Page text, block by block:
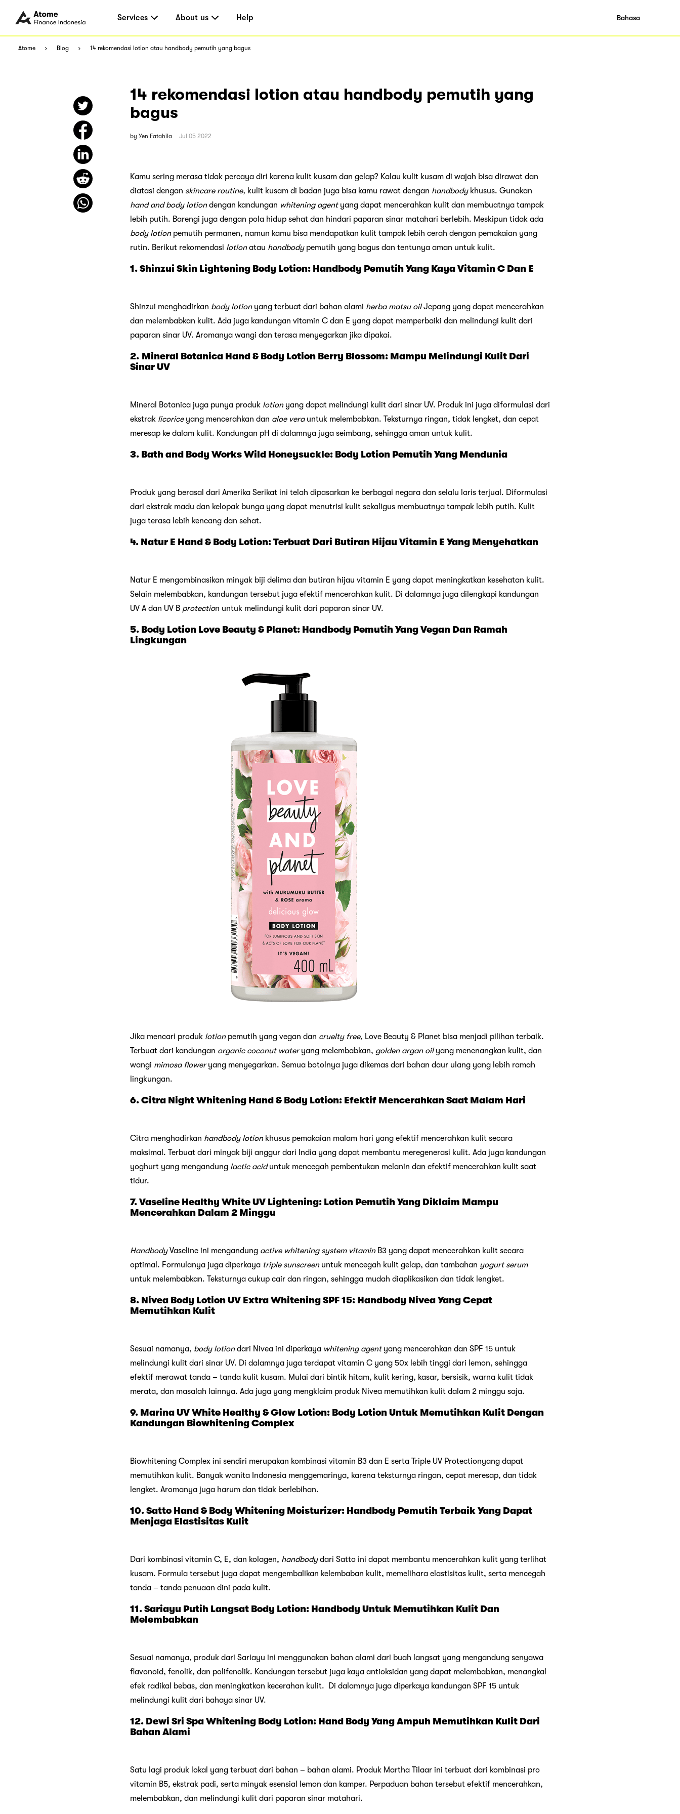
Services About us Help Bahasa
Atome Blog 14 rekomendasi lotion atau handbody pemutih yang bagus
14 rekomendasi lotion atau handbody pemutih yang
bagus
by Yen Fatahila Jul 05 2022
Kamu sering merasa tidak percaya diri karena kulit kusam dan gelap? Kalau kulit kusam di wajah bisa dirawat dan
diatasi dengan skincare routine, kulit kusam di badan juga bisa kamu rawat dengan handbody khusus. Gunakan
hand and body lotiondengan kandungan whitening agent yang dapat mencerahkan kulit dan membuatnya tampak
lebih putih. Barengi juga dengan pola hidup sehat dan hindari paparan sinar matahari berlebih. Meskipun tidak ada
body lotionpemutih permanen, namun kamu bisa mendapatkan kulit tampak lebih cerah dengan pemakaian yang
rutin. Berikut rekomendasi lotionatau handbody pemutih yang bagus dan tentunya aman untuk kulit.
1. Shinzui Skin Lightening Body Lotion: Handbody Pemutih Yang Kaya Vitamin C Dan E
Shinzui menghadirkan body lotion yang terbuat dari bahan alami herba matsu oilJepang yang dapat mencerahkan
dan melembabkan kulit. Ada juga kandungan vitamin C dan E yang dapat memperbaiki dan melindungi kulit dari
paparan sinar UV. Aromanya wangi dan terasa menyegarkan jika dipakai.
2. Mineral Botanica Hand & Body Lotion Berry Blossom: Mampu Melindungi Kulit Dari
Sinar UV
Mineral Botanica juga punya produk lotion yang dapat melindungi kulit dari sinar UV. Produk ini juga diformulasi dari
ekstrak licorice yang mencerahkan dan aloe vera untuk melembabkan. Teksturnya ringan, tidak lengket, dan cepat
meresap ke dalam kulit. Kandungan pH di dalamnya juga seimbang, sehingga aman untuk kulit.
3. Bath and Body Works Wild Honeysuckle: Body Lotion Pemutih Yang Mendunia
Produk yang berasal dari Amerika Serikat ini telah dipasarkan ke berbagai negara dan selalu laris terjual. Diformulasi
dari ekstrak madu dan kelopak bunga yang dapat menutrisi kulit sekaligus membuatnya tampak lebih putih. Kulit
juga terasa lebih kencang dan sehat.
4. Natur E Hand & Body Lotion: Terbuat Dari Butiran Hijau Vitamin E Yang Menyehatkan
Natur E mengombinasikan minyak biji delima dan butiran hijau vitamin E yang dapat meningkatkan kesehatan kulit.
Selain melembabkan, kandungan tersebut juga efektif mencerahkan kulit. Di dalamnya juga dilengkapi kandungan
UV A dan UV B protection untuk melindungi kulit dari paparan sinar UV.
5. Body Lotion Love Beauty & Planet: Handbody Pemutih Yang Vegan Dan Ramah
Lingkungan
Jika mencari produk lotion pemutih yang vegan dan cruelty free, Love Beauty & Planet bisa menjadi pilihan terbaik.
Terbuat dari kandungan organic coconut wateryang melembabkan, golden argan oilyang menenangkan kulit, dan
wangi mimosa floweryang menyegarkan. Semua botolnya juga dikemas dari bahan daur ulang yang lebih ramah
lingkungan.
6. Citra Night Whitening Hand & Body Lotion: Efektif Mencerahkan Saat Malam Hari
Citra menghadirkan handbody lotion khusus pemakaian malam hari yang efektif mencerahkan kulit secara
maksimal. Terbuat dari minyak biji anggur dari India yang dapat membantu meregenerasi kulit. Ada juga kandungan
yoghurt yang mengandung lactic aciduntuk mencegah pembentukan melanin dan efektif mencerahkan kulit saat
tidur.
7. Vaseline Healthy White UV Lightening: Lotion Pemutih Yang Diklaim Mampu
Mencerahkan Dalam 2 Minggu
HandbodyVaseline ini mengandung active whitening system vitaminB3 yang dapat mencerahkan kulit secara
optimal. Formulanya juga diperkaya triple sunscreenuntuk mencegah kulit gelap, dan tambahan yogurt serum
untuk melembabkan. Teksturnya cukup cair dan ringan, sehingga mudah diaplikasikan dan tidak lengket.
8. Nivea Body Lotion UV Extra Whitening SPF 15: Handbody Nivea Yang Cepat
Memutihkan Kulit
Sesuai namanya, body lotiondari Nivea ini diperkaya whitening agent yang mencerahkan dan SPF 15 untuk
melindungi kulit dari sinar UV. Di dalamnya juga terdapat vitamin C yang 50x lebih tinggi dari lemon, sehingga
efektif merawat tanda – tanda kulit kusam. Mulai dari bintik hitam, kulit kering, kasar, bersisik, warna kulit tidak
merata, dan masalah lainnya. Ada juga yang mengklaim produk Nivea memutihkan kulit dalam 2 minggu saja.
9. Marina UV White Healthy & Glow Lotion: Body Lotion Untuk Memutihkan Kulit Dengan
Kandungan Biowhitening Complex
Biowhitening Complex ini sendiri merupakan kombinasi vitamin B3 dan E serta Triple UV Protectionyang dapat
memutihkan kulit. Banyak wanita Indonesia menggemarinya, karena teksturnya ringan, cepat meresap, dan tidak
lengket. Aromanya juga harum dan tidak berlebihan.
10. Satto Hand & Body Whitening Moisturizer: Handbody Pemutih Terbaik Yang Dapat
Menjaga Elastisitas Kulit
Dari kombinasi vitamin C, E, dan kolagen, handbodydari Satto ini dapat membantu mencerahkan kulit yang terlihat
kusam. Formula tersebut juga dapat mengembalikan kelembaban kulit, memelihara elastisitas kulit, serta mencegah
tanda – tanda penuaan dini pada kulit.
11. Sariayu Putih Langsat Body Lotion: Handbody Untuk Memutihkan Kulit Dan
Melembabkan
Sesuai namanya, produk dari Sariayu ini menggunakan bahan alami dari buah langsat yang mengandung senyawa
flavonoid, fenolik, dan polifenolik. Kandungan tersebut juga kaya antioksidan yang dapat melembabkan, menangkal
efek radikal bebas, dan meningkatkan kecerahan kulit. Di dalamnya juga diperkaya kandungan SPF 15 untuk
melindungi kulit dari bahaya sinar UV.
12. Dewi Sri Spa Whitening Body Lotion: Hand Body Yang Ampuh Memutihkan Kulit Dari
Bahan Alami
Satu lagi produk lokal yang terbuat dari bahan – bahan alami. Produk Martha Tilaar ini terbuat dari kombinasi pro
vitamin B5, ekstrak padi, serta minyak esensial lemon dan kamper. Perpaduan bahan tersebut efektif mencerahkan,
melembabkan, dan melindungi kulit dari paparan sinar matahari.